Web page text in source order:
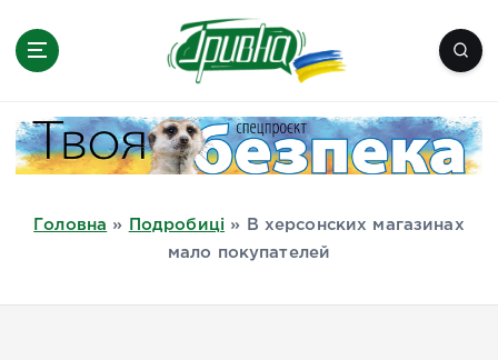
Миколаїв, Одеса, Мелітополь
Головна » Подробиці »
В херсонских магазинах
мало покупателей